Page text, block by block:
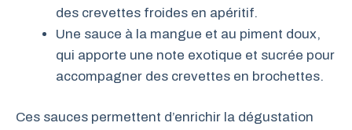
des crevettes froides en apéritif.
Une sauce à la mangue et au piment doux,
qui apporte une note exotique et sucrée pour
accompagner des crevettes en brochettes.
Ces sauces permettent d’enrichir la dégustation